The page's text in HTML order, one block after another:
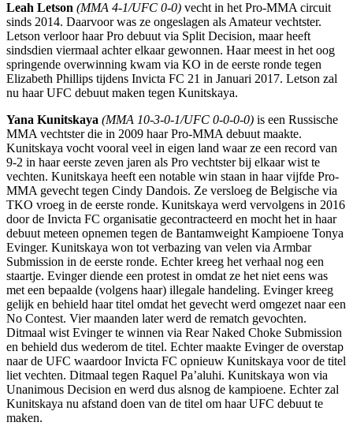
Leah Letson (MMA 4-1/UFC 0-0) vecht in het Pro-MMA circuit
sinds 2014. Daarvoor was ze ongeslagen als Amateur vechtster.
Letson verloor haar Pro debuut via Split Decision, maar heeft
sindsdien viermaal achter elkaar gewonnen. Haar meest in het oog
springende overwinning kwam via KO in de eerste ronde tegen
Elizabeth Phillips tijdens Invicta FC 21 in Januari 2017. Letson zal
nu haar UFC debuut maken tegen Kunitskaya.
Yana Kunitskaya (MMA 10-3-0-1/UFC 0-0-0-0) is een Russische
MMA vechtster die in 2009 haar Pro-MMA debuut maakte.
Kunitskaya vocht vooral veel in eigen land waar ze een record van
9-2 in haar eerste zeven jaren als Pro vechtster bij elkaar wist te
vechten. Kunitskaya heeft een notable win staan in haar vijfde Pro-
MMA gevecht tegen Cindy Dandois. Ze versloeg de Belgische via
TKO vroeg in de eerste ronde. Kunitskaya werd vervolgens in 2016
door de Invicta FC organisatie gecontracteerd en mocht het in haar
debuut meteen opnemen tegen de Bantamweight Kampioene Tonya
Evinger. Kunitskaya won tot verbazing van velen via Armbar
Submission in de eerste ronde. Echter kreeg het verhaal nog een
staartje. Evinger diende een protest in omdat ze het niet eens was
met een bepaalde (volgens haar) illegale handeling. Evinger kreeg
gelijk en behield haar titel omdat het gevecht werd omgezet naar een
No Contest. Vier maanden later werd de rematch gevochten.
Ditmaal wist Evinger te winnen via Rear Naked Choke Submission
en behield dus wederom de titel. Echter maakte Evinger de overstap
naar de UFC waardoor Invicta FC opnieuw Kunitskaya voor de titel
liet vechten. Ditmaal tegen Raquel Pa’aluhi. Kunitskaya won via
Unanimous Decision en werd dus alsnog de kampioene. Echter zal
Kunitskaya nu afstand doen van de titel om haar UFC debuut te
maken.